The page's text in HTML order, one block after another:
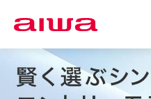
製品登録マイページ